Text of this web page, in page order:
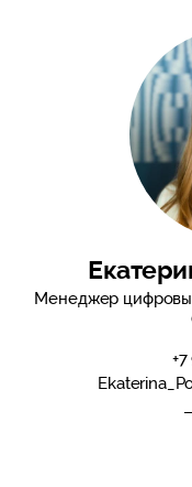
Менеджер